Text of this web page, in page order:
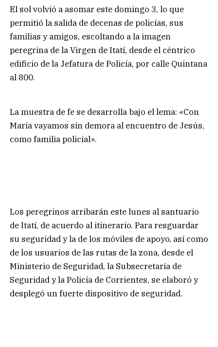
El sol volvió a asomar este domingo 3, lo que
permitió la salida de decenas de policías, sus
familias y amigos, escoltando a la imagen
peregrina de la Virgen de Itatí, desde el céntrico
edificio de la Jefatura de Policía, por calle Quintana
al 800.
La muestra de fe se desarrolla bajo el lema: «Con
María vayamos sin demora al encuentro de Jesús,
como familia policial».
Los peregrinos arribarán este lunes al santuario
de Itatí, de acuerdo al itinerario. Para resguardar
su seguridad y la de los móviles de apoyo, así como
de los usuarios de las rutas de la zona, desde el
Ministerio de Seguridad, la Subsecretaría de
Seguridad y la Policía de Corrientes, se elaboró y
desplegó un fuerte dispositivo de seguridad.